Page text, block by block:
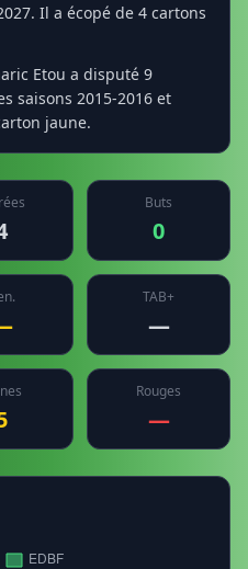
Il a écopé de 4 cartons
Etou a disputé 9
saisons 2015-2016 et
jaune.
Buts
0
TAB+
—
Rouges
—